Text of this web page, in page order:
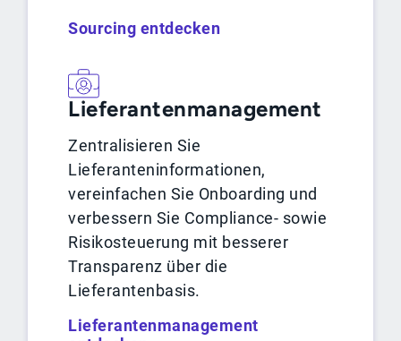
Sourcing entdecken
Lieferantenmanagement
Zentralisieren Sie
Lieferanteninformationen,
vereinfachen Sie Onboarding und
verbessern Sie Compliance- sowie
Risikosteuerung mit besserer
Transparenz über die
Lieferantenbasis.
Lieferantenmanagement